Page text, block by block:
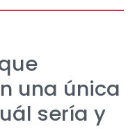
una única
sería y